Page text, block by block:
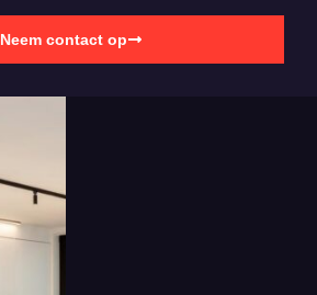
Neem contact op